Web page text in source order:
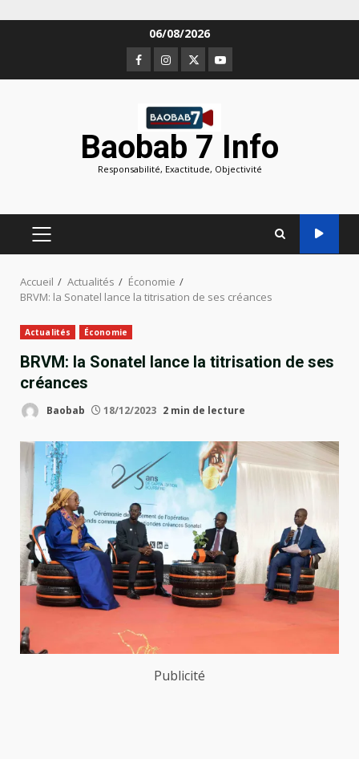
06/08/2026
Facebook
Instagram
TwitterYoutube
Baobab 7 Info
Responsabilité, Exactitude, Objectivité
MENU
PRINCIPAL
Accueil Actualités
Économie
BRVM: la Sonatel lance la titrisation de ses créances
Actualités Économie
BRVM: la Sonatel lance la titrisation de ses
créances
Baobab 18/12/2023 2 min de lecture
Publicité